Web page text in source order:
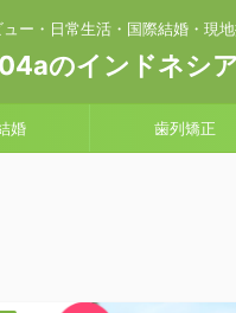
ー・日常生活・国際結婚・現
のインドネシ
婚 歯列矯正